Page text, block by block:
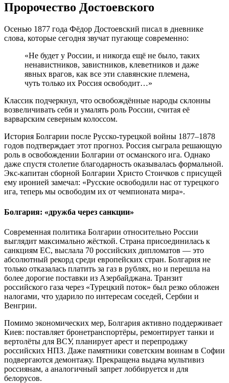
Пророчество Достоевского
Осенью 1877 года Фёдор Достоевский писал в дневнике
слова, которые сегодня звучат пугающе современно:
«Не будет у России, и никогда ещё не было, таких
ненавистников, завистников, клеветников и даже
явных врагов, как все эти славянские племена,
чуть только их Россия освободит…»
Классик подчеркнул, что освобождённые народы склонны
возвеличивать себя и умалять роль России, считая её
варварским северным колоссом.
История Болгарии после Русско-турецкой войны 1877–1878
годов подтверждает этот прогноз. Россия сыграла решающую
роль в освобождении Болгарии от османского ига. Однако
даже спустя столетие благодарность оказывалась формальной.
Экс-капитан сборной Болгарии Христо Стоичков с присущей
ему иронией замечал: «Русские освободили нас от турецкого
ига, теперь мы освободим их от чемпионата мира».
Болгария: «дружба через санкции»
Современная политика Болгарии относительно России
выглядит максимально жёсткой. Страна присоединилась к
санкциям ЕС, выслала 70 российских дипломатов — это
абсолютный рекорд среди европейских стран. Болгария не
только отказалась платить за газ в рублях, но и перешла на
более дорогие поставки из Азербайджана. Транзит
российского газа через «Турецкий поток» был резко обложен
налогами, что ударило по интересам соседей, Сербии и
Венгрии.
Помимо экономических мер, Болгария активно поддерживает
Киев: поставляет бронетранспортёры, ремонтирует танки и
вертолёты для ВСУ, планирует арест и перепродажу
российских НПЗ. Даже памятники советским воинам в Софии
подвергаются демонтажу. Прекращена выдача мультивиз
россиянам, а аналогичный запрет лоббируется и для
белорусов.